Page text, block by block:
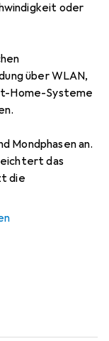
oder
über WLAN,
Home-Systeme
Mondphasen an.
das
die